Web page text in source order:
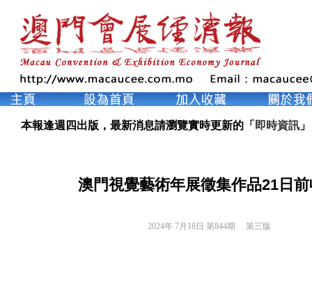
本報逢週四出版，最新消息請瀏覽實時更新的「 即時資訊 」
澳門視覺藝術年展徵集作品21日
2024年 7月18日 第844期 第三版